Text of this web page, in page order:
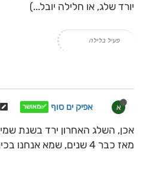
יורד שלג, או חלילה יובל...)
פעיל בלילה
א אפיק ים סוף ✅מאושר
מאז כבר 4 שנים, שמא אנחנו בכיוון ל- ********... רח''ל.